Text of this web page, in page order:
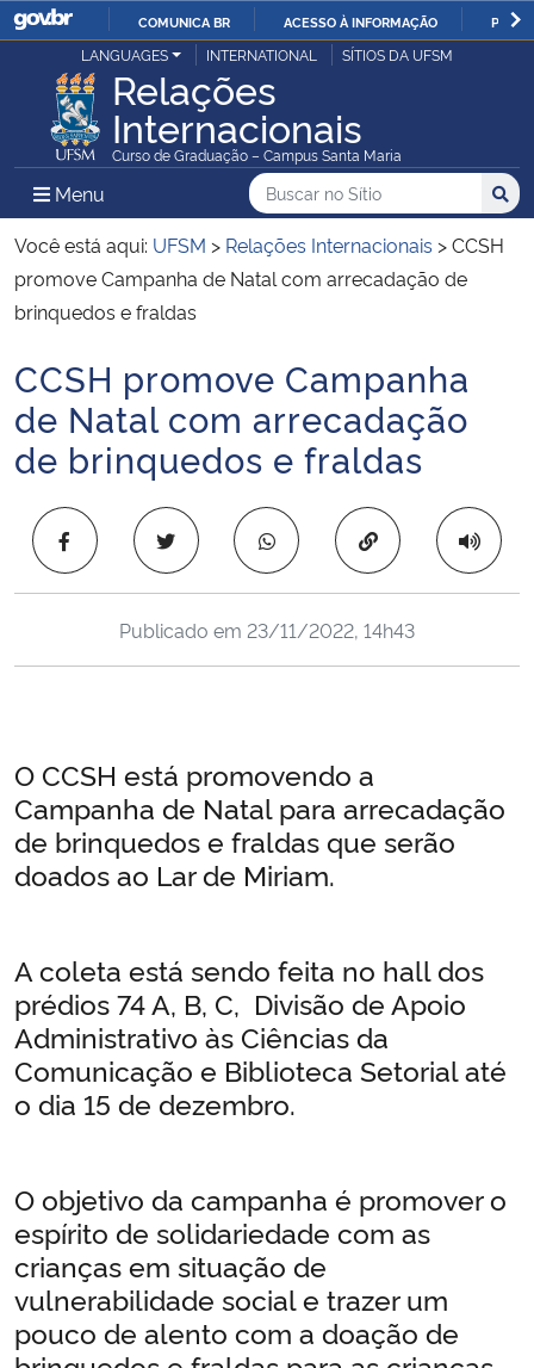
IR
PARA
O
CONTEÚDO
COMUNICA BR ACESSO À INFORMAÇÃO
Ministério da Justiça e Segurança Pública
Ministério da Defesa
Ministério das Relações Exteriores
Ministério da Economia
Ministério da Infraestrutura
Ministério da Agricultura, Pecuária e Abastecimento
Ministério da Cidadania
Ministério do Meio Ambiente
Ministério do Turismo
Controladoria-Geral da União
Ministério da Mulher, da Família e dos Direitos Humanos
Secretaria de Governo
Gabinete de Segurança Institucional
Advocacia-Geral da União
LANGUAGES INTERNATIONAL SÍTIOS DA UFSM
Relações
Internacionais
Curso de Graduação – Campus Santa Maria
Menu Menu Principal do Sítio
Busca
Buscar no no Sítio
Busca:
Você está aqui: UFSM > Relações Internacionais >CCSH
promove Campanha de Natal com arrecadação de
brinquedos e fraldas
Início do conteúdo
CCSH promove Campanha
de Natal com arrecadação
de brinquedos e fraldas
Copiar para área
Publicado em 23/11/2022, 14h43
O CCSH está promovendo a
Campanha de Natal para arrecadação
de brinquedos e fraldas que serão
doados ao Lar de Miriam.
A coleta está sendo feita no hall dos
prédios 74 A, B, C, Divisão de Apoio
Administrativo às Ciências da
Comunicação e Biblioteca Setorial até
o dia 15 de dezembro.
O objetivo da campanha é promover o
espírito de solidariedade com as
crianças em situação de
vulnerabilidade social e trazer um
pouco de alento com a doação de